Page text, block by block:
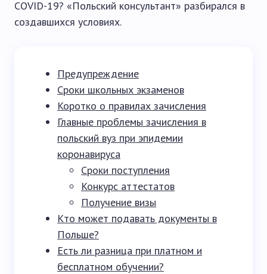
COVID-19? «Польский консультант» разбирался в
создавшихся условиях.
Предупреждение
Сроки школьных экзаменов
Коротко о правилах зачисления
Главные проблемы зачисления в
польский вуз при эпидемии
коронавируса
Сроки поступления
Конкурс аттестатов
Получение визы
Кто может подавать документы в
Польше?
Есть ли разница при платном и
бесплатном обучении?